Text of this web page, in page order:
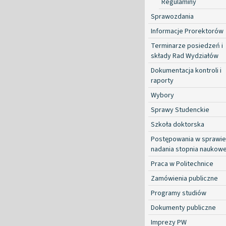
Sprawozdania
Informacje Prorektorów
Terminarze posiedzeń i
składy Rad Wydziałów
Dokumentacja kontroli i
raporty
Wybory
Sprawy Studenckie
Szkoła doktorska
Postępowania w sprawie
nadania stopnia
Praca w Politechnice
Zamówienia publiczne
Programy studiów
Dokumenty publiczne
Imprezy PW